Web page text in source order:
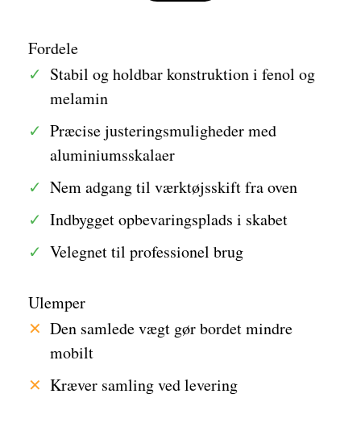
Fordele
Stabil og holdbar konstruktion i fenol og
melamin
Præcise justeringsmuligheder med
aluminiumsskalaer
Nem adgang til værktøjsskift fra oven
Indbygget opbevaringsplads i skabet
Velegnet til professionel brug
Ulemper
Den samlede vægt gør bordet mindre
mobilt
Kræver samling ved levering